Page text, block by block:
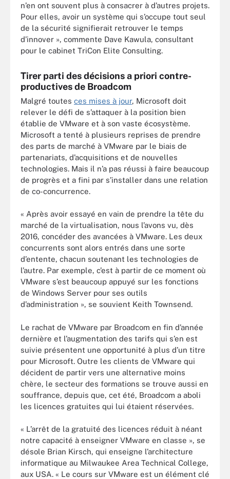
n’en ont souvent plus à consacrer à d’autres projets.
Pour elles, avoir un système qui s’occupe tout seul
de la sécurité signifierait retrouver le temps
d’innover », commente Dave Kawula, consultant
pour le cabinet TriCon Elite Consulting.
Tirer parti des décisions a priori contre-
productives de Broadcom
Malgré toutes ces mises à jour, Microsoft doit
relever le défi de s’attaquer à la position bien
établie de VMware et à son vaste écosystème.
Microsoft a tenté à plusieurs reprises de prendre
des parts de marché à VMware par le biais de
partenariats, d’acquisitions et de nouvelles
technologies. Mais il n’a pas réussi à faire beaucoup
de progrès et a fini par s’installer dans une relation
de co-concurrence.
« Après avoir essayé en vain de prendre la tête du
marché de la virtualisation, nous l’avons vu, dès
2016, concéder des avancées à VMware. Les deux
concurrents sont alors entrés dans une sorte
d’entente, chacun soutenant les technologies de
l’autre. Par exemple, c’est à partir de ce moment où
VMware s’est beaucoup appuyé sur les fonctions
de Windows Server pour ses outils
d’administration », se souvient Keith Townsend.
Le rachat de VMware par Broadcom en fin d’année
dernière et l’augmentation des tarifs qui s’en est
suivie présentent une opportunité à plus d’un titre
pour Microsoft. Outre les clients de VMware qui
décident de partir vers une alternative moins
chère, le secteur des formations se trouve aussi en
souffrance, depuis que, cet été, Broadcom a aboli
les licences gratuites qui lui étaient réservées.
« L’arrêt de la gratuité des licences réduit à néant
notre capacité à enseigner VMware en classe », se
désole Brian Kirsch, qui enseigne l’architecture
informatique au Milwaukee Area Technical College,
aux USA. « Le cours sur VMware est un élément clé